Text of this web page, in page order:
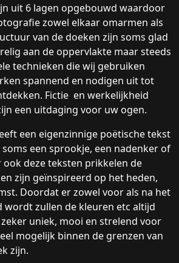
uit 6 lagen opgebouwd waardoor
zowel elkaar omarmen als
van de doeken zijn soms glad
aan de oppervlakte maar steeds
technieken die wij gebruiken
spannend en nodigen uit tot
Fictie en werkelijkheid
een uitdaging voor uw ogen.
een eigenzinnige poëtische tekst
een sprookje, een nadenker of
ook deze teksten prikkelen de
zijn geïnspireerd op het heden,
Doordat er zowel voor als na het
wordt zullen de kleuren etc altijd
uniek, mooi en strelend voor
mogelijk binnen de grenzen van
zijn.